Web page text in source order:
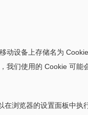
动设备上存储名为
们使用的 Cookie 可能
浏览器的设置面板中